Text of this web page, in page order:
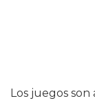
Los juegos